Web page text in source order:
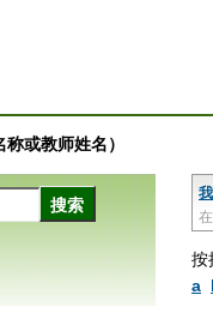
或教师姓名）
按
a